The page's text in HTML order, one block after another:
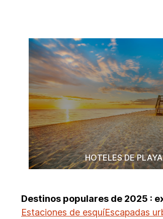
HOTELES DE PLAYA
Destinos populares de 2025 :
Estaciones de esquíEscapadas